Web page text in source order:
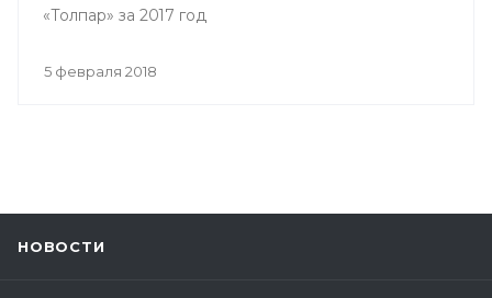
«Толпар» за 2017 год
5 февраля 2018
НОВОСТИ